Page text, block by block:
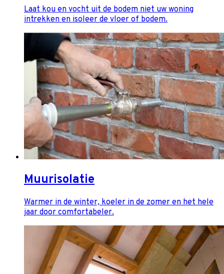
Laat kou en vocht uit de bodem niet uw woning
intrekken en isoleer de vloer of bodem.
Muurisolatie
Warmer in de winter, koeler in de zomer en het hele
jaar door comfortabeler.